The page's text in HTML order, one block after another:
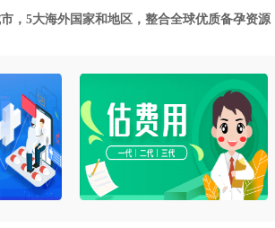
，5大海外国家和地区，整合全球优质备孕资